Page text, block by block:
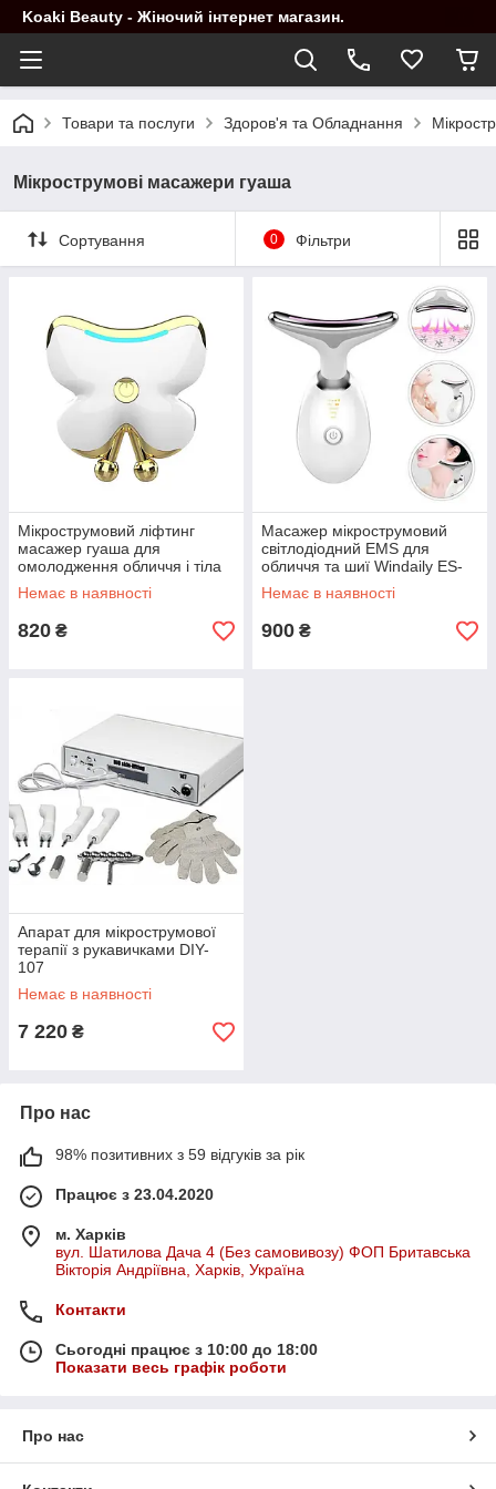
Koaki Beauty - Жіночий інтернет магазин.
Товари та послуги Здоров'я та Обладнання
Мікрострумові масажери гуаша
Сортування 0 Фільтри
Мікрострумовий ліфтинг
масажер гуаша для
омолодження обличчя і тіла
Немає в наявності
820 ₴
Масажер мікрострумовий
світлодіодний EMS для
обличчя та шиї Windaily ES-
1081 Білий
Немає в наявності
900 ₴
Апарат для мікрострумової
терапії з рукавичками DIY-
107
Немає в наявності
7 220 ₴
Про нас
98% позитивних з 59 відгуків за рік
Працює з 23.04.2020
м. Харків
вул. Шатилова Дача 4 (Без самовивозу) ФОП Бритавська
Вікторія Андріївна, Харків, Україна
Контакти
Сьогодні працює з 10:00 до 18:00
Показати весь графік роботи
Про нас